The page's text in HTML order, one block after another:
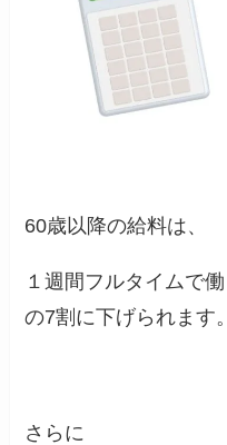
60歳以降の給料は、
１週間フルタイムで
の7割に下げられます。
さらに